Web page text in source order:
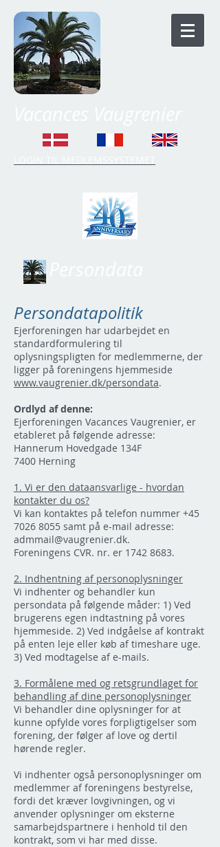
Persondatapolitik
Ejerforeningen har udarbejdet en
standardformulering til
oplysningspligten for medlemmerne, der
ligger på foreningens hjemmeside
www.vaugrenier.dk/persondata.
Ordlyd af denne:
Ejerforeningen Vacances Vaugrenier, er
etableret på følgende adresse:
Hannerum Hovedgade 134F
7400 Herning
1. Vi er den dataansvarlige - hvordan
kontakter du os?
Vi kan kontaktes på telefon nummer +45
7026 8055 samt på e-mail adresse:
admmail@vaugrenier.dk.
Foreningens CVR. nr. er 1742 8683.
2. Indhentning af personoplysninger
Vi indhenter og behandler kun
persondata på følgende måder: 1) Ved
brugerens egen indtastning på vores
hjemmeside. 2) Ved indgåelse af kontrakt
på enten leje eller køb af timeshare uge.
3) Ved modtagelse af e-mails.
3. Formålene med og retsgrundlaget for
behandling af dine personoplysninger
Vi behandler dine oplysninger for at
kunne opfylde vores forpligtigelser som
forening, der følger af love og dertil
hørende regler.
Vi indhenter også personoplysninger om
medlemmer af foreningens bestyrelse,
fordi det kræver lovgivningen, og vi
anvender oplysninger om eksterne
samarbejdspartnere i henhold til den
kontrakt, som vi har med disse.